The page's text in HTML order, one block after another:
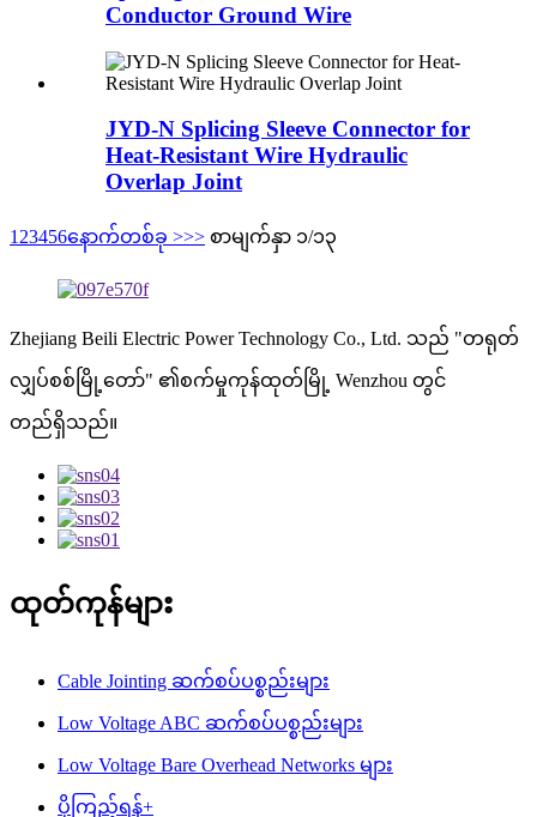
Conductor Ground Wire
JYD-N Splicing Sleeve Connector for
Heat-Resistant Wire Hydraulic
Overlap Joint
1 23456နောက်တစ်ခု >>> စာမျက်နှာ ၁/၁၃
Zhejiang Beili Electric Power Technology Co., Ltd. သည် "တရုတ်
လျှပ်စစ်မြို့တော်" ၏စက်မှုကုန်ထုတ်မြို့ Wenzhou တွင်
တည်ရှိသည်။
ထုတ်ကုန်များ
Cable Jointing ဆက်စပ်ပစ္စည်းများ
Low Voltage ABC ဆက်စပ်ပစ္စည်းများ
Low Voltage Bare Overhead Networks များ
ပိုကြည့်ရန်+